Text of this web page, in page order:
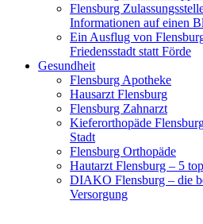
Flensburg
Informationen auf einen
Ein Ausflug von
Friedensstadt statt Förde
Gesundheit
Flensburg Apotheke
Hausarzt Flensburg
Flensburg Zahnarzt
Kieferorthopäde
Stadt
Flensburg Orthopäde
Hautarzt Flensburg – 5
DIAKO Flensburg – die
Versorgung